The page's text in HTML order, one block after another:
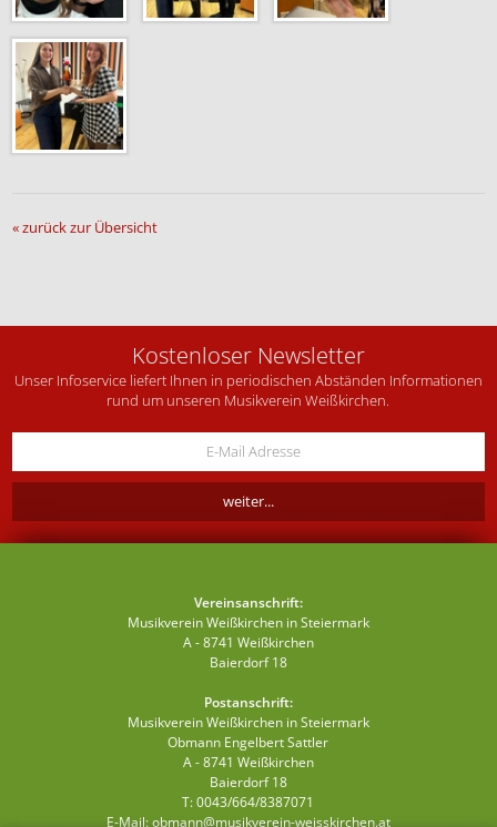
« zurück zur Übersicht
Kostenloser Newsletter
Unser Infoservice liefert Ihnen in periodischen Abständen Informationen
rund um unseren Musikverein Weißkirchen.
Vereinsanschrift:
Musikverein Weißkirchen in Steiermark
A - 8741 Weißkirchen
Baierdorf 18
Postanschrift:
Musikverein Weißkirchen in Steiermark
Obmann Engelbert Sattler
A - 8741 Weißkirchen
Baierdorf 18
T: 0043/664/8387071
E-Mail: obmann@musikverein-weisskirchen.at